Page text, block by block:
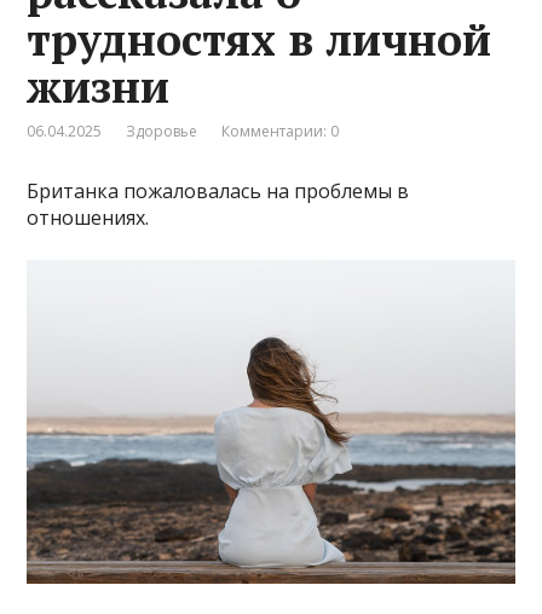
трудностях в личной
жизни
06.04.2025 Здоровье Комментарии: 0
Британка пожаловалась на проблемы в
отношениях.